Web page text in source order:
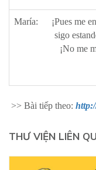
María:
¡Pues me
sigo
¡No me
>> Bài tiếp theo:
THƯ VIỆN LIÊN